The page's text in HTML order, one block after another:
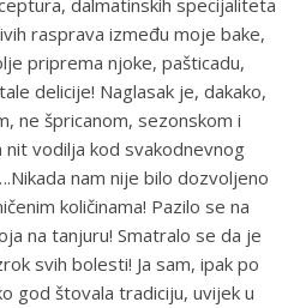
dalmatinskih specijaliteta
rasprava između moje bake,
priprema njoke, pašticadu,
delicije! Naglasak je, dakako,
ne špricanom, sezonskom i
vodilja kod svakodnevnog
nam nije bilo dozvoljeno
količinama! Pazilo se na
na tanjuru! Smatralo se da je
svih bolesti! Ja sam, ipak po
god štovala tradiciju, uvijek u